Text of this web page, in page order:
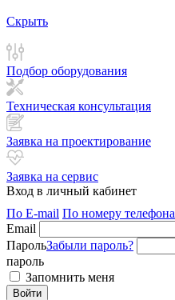
Скрыть
Подбор оборудования
Техническая консультация
Заявка на проектирование
Заявка на сервис
Вход в личный кабинет
По E-mail По номеру телефона
Email
ПарольЗабыли пароль?
пароль
Запомнить меня
Войти